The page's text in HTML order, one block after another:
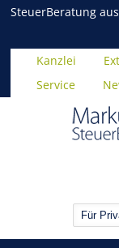
SteuerBeratung
Kanzlei
Service